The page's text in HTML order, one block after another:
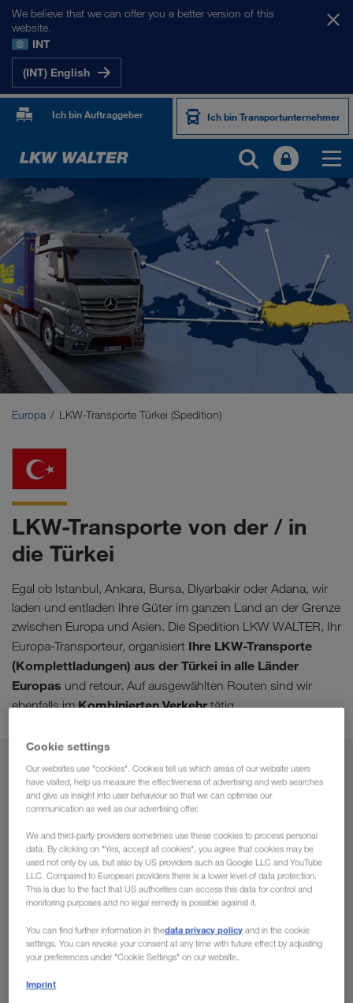
We believe that we can offer you a better version of this
website.
INT
(INT) English
Ich bin Auftraggeber Ich bin Transportunternehmer
UNSERE MÄRKTE
Europa
Zentralasien
Russland
Naher Osten
Europa LKW-Transporte Türkei (Spedition)
LKW-Transporte von der / in
die Türkei
Egal ob Istanbul, Ankara, Bursa, Diyarbakir oder Adana, wir
laden und entladen Ihre Güter im ganzen Land an der Grenze
zwischen Europa und Asien. Die Spedition LKW WALTER, Ihr
Europa-Transporteur, organisiert Ihre LKW-Transporte
(Komplettladungen) aus der Türkei in alle Länder
Europas und retour. Auf ausgewählten Routen sind wir
ebenfalls imKombinierten Verkehrtätig.
Von
Liechtenstein
Nach
Jetzt anfragen
Cookie settings
Our websites use "cookies". Cookies tell us which areas of our website users
have visited, help us measure the effectiveness of advertising and web searches
and give us insight into user behaviour so that we can optimise our
communication as well as our advertising offer.
We and third-party providers sometimes use these cookies to process personal
data. By clicking on "Yes, accept all cookies", you agree that cookies may be
used not only by us, but also by US providers such as Google LLC and YouTube
LLC. Compared to European providers there is a lower level of data protection.
This is due to the fact that US authorities can access this data for control and
monitoring purposes and no legal remedy is possible against it.
You can find further information in thedata privacy policy and in the cookie
settings. You can revoke your consent at any time with future effect by adjusting
your preferences under "Cookie Settings" on our website.
Imprint